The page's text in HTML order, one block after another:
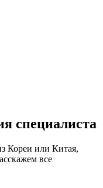
специалиста
Кореи или Китая,
все